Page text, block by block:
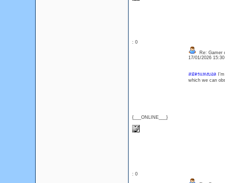
: 0
{___ONLINE___}
Re: Gamer
17/01/2026
สมัครแทงบอล
which we can
: 0